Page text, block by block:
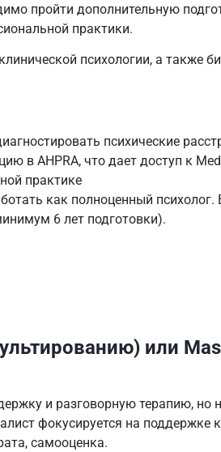
пройти дополнительную
практики.
психологии, а также
психические
в AHPRA, что дает доступ к
практике
как полноценный психолог.
6 лет подготовки).
или
и разговорную терапию, но
фокусируется на поддержке
самооценка.